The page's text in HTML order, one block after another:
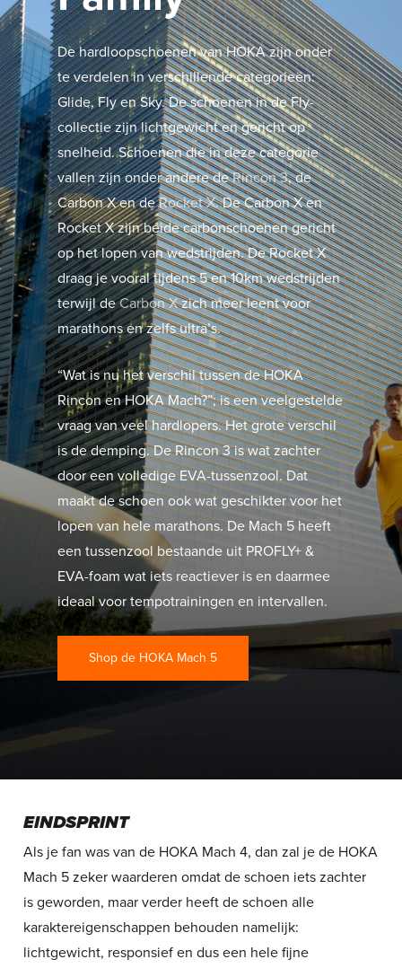
De hardloopschoenen van HOKA zijn onder
te verdelen in verschillende categorieën:
Glide, Fly en Sky. De schoenen in de Fly-
collectie zijn lichtgewicht en gericht op
snelheid. Schoenen die in deze categorie
vallen zijn onder andere deRincon 3, de
Carbon X en deRocket X. De Carbon X en
Rocket X zijn beide carbonschoenen gericht
op het lopen van wedstrijden. De Rocket X
draag je vooral tijdens 5 en 10km wedstrijden
terwijl deCarbon Xzich meer leent voor
marathons en zelfs ultra’s.
“Wat is nu het verschil tussen de HOKA
Rincon en HOKA Mach?”; is een veelgestelde
vraag van veel hardlopers. Het grote verschil
is de demping. De Rincon 3 is wat zachter
door een volledige EVA-tussenzool. Dat
maakt de schoen ook wat geschikter voor het
lopen van hele marathons. De Mach 5 heeft
een tussenzool bestaande uit PROFLY+ &
EVA-foam wat iets reactiever is en daarmee
ideaal voor tempotrainingen en intervallen.
Shop de HOKA Mach 5
EINDSPRINT
Als je fan was van de HOKA Mach 4, dan zal je de HOKA
Mach 5 zeker waarderen omdat de schoen iets zachter
is geworden, maar verder heeft de schoen alle
karaktereigenschappen behouden namelijk:
lichtgewicht, responsief en dus een hele fijne